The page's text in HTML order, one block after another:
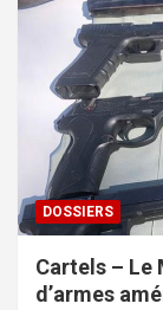
DOSSIERS
Cartels – Le
d’armes